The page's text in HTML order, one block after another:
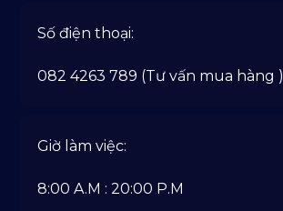
Số điện thoại:
082 4263 789 (Tư vấn mua hàng )
Giờ làm việc:
8:00 A.M : 20:00 P.M